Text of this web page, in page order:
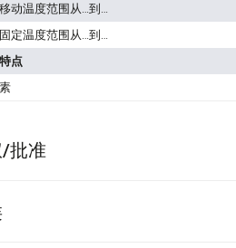
动温度范围从…到…
定温度范围从…到…
点
批准